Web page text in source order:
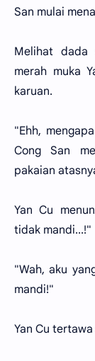
San mulai
Melihat dada
merah muka
karuan.
"Ehh,
Cong San
pakaian
Yan Cu
tidak mandi...!"
"Wah, aku
mandi!"
Yan Cu